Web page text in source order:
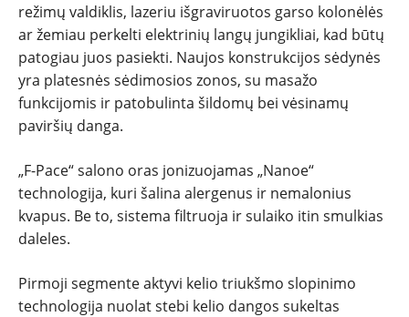
režimų valdiklis, lazeriu išgraviruotos garso kolonėlės
ar žemiau perkelti elektrinių langų jungikliai, kad būtų
patogiau juos pasiekti. Naujos konstrukcijos sėdynės
yra platesnės sėdimosios zonos, su masažo
funkcijomis ir patobulinta šildomų bei vėsinamų
paviršių danga.
„F-Pace“ salono oras jonizuojamas „Nanoe“
technologija, kuri šalina alergenus ir nemalonius
kvapus. Be to, sistema filtruoja ir sulaiko itin smulkias
daleles.
Pirmoji segmente aktyvi kelio triukšmo slopinimo
technologija nuolat stebi kelio dangos sukeltas